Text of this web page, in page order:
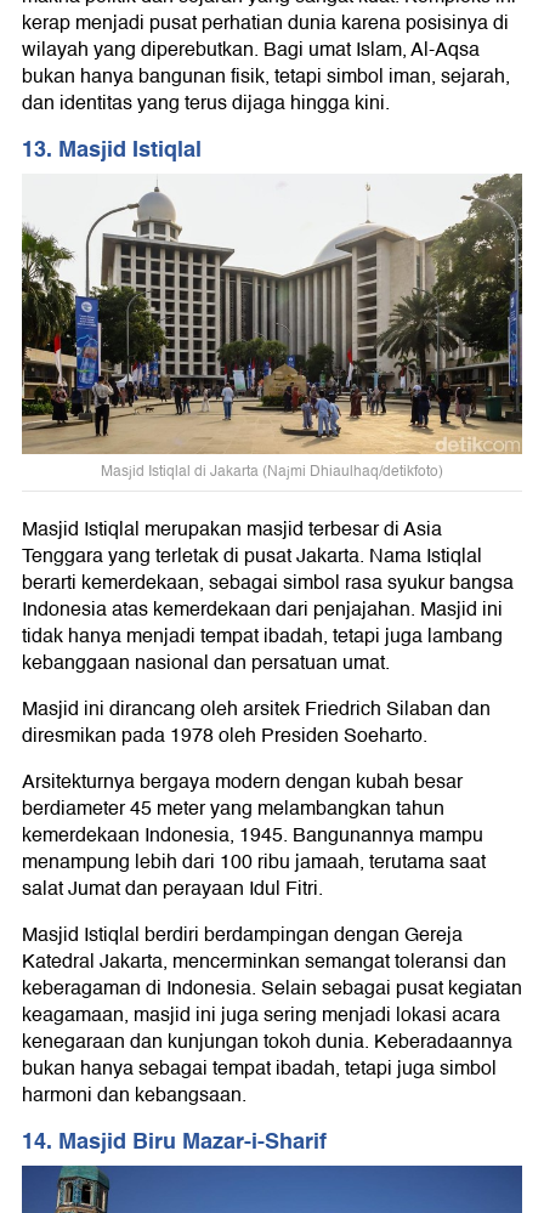
kerap menjadi pusat perhatian dunia karena posisinya di
wilayah yang diperebutkan. Bagi umat Islam, Al-Aqsa
bukan hanya bangunan fisik, tetapi simbol iman, sejarah,
dan identitas yang terus dijaga hingga kini.
13. Masjid Istiqlal
Masjid Istiqlal di Jakarta (Najmi Dhiaulhaq/detikfoto)
Masjid Istiqlal merupakan masjid terbesar di Asia
Tenggara yang terletak di pusat Jakarta. Nama Istiqlal
berarti kemerdekaan, sebagai simbol rasa syukur bangsa
Indonesia atas kemerdekaan dari penjajahan. Masjid ini
tidak hanya menjadi tempat ibadah, tetapi juga lambang
kebanggaan nasional dan persatuan umat.
Masjid ini dirancang oleh arsitek Friedrich Silaban dan
diresmikan pada 1978 oleh Presiden Soeharto.
Arsitekturnya bergaya modern dengan kubah besar
berdiameter 45 meter yang melambangkan tahun
kemerdekaan Indonesia, 1945. Bangunannya mampu
menampung lebih dari 100 ribu jamaah, terutama saat
salat Jumat dan perayaan Idul Fitri.
Masjid Istiqlal berdiri berdampingan dengan Gereja
Katedral Jakarta, mencerminkan semangat toleransi dan
keberagaman di Indonesia. Selain sebagai pusat kegiatan
keagamaan, masjid ini juga sering menjadi lokasi acara
kenegaraan dan kunjungan tokoh dunia. Keberadaannya
bukan hanya sebagai tempat ibadah, tetapi juga simbol
harmoni dan kebangsaan.
14. Masjid Biru Mazar-i-Sharif